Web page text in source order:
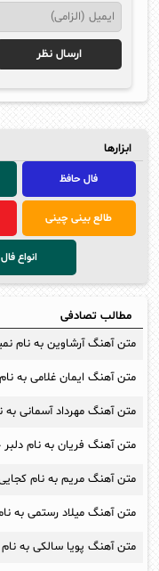
ابزارها
فال حافظ
طالع بینی چینی
انواع فال
مطالب تصادفی
متن آهنگ آرشاوین به نام
متن آهنگ ایمان غلامی به
متن آهنگ مهرداد آسمانی به
متن آهنگ فریان به نام دلبر
متن آهنگ مریم به نام
متن آهنگ میلاد رستمی به
متن آهنگ پویا سالکی به